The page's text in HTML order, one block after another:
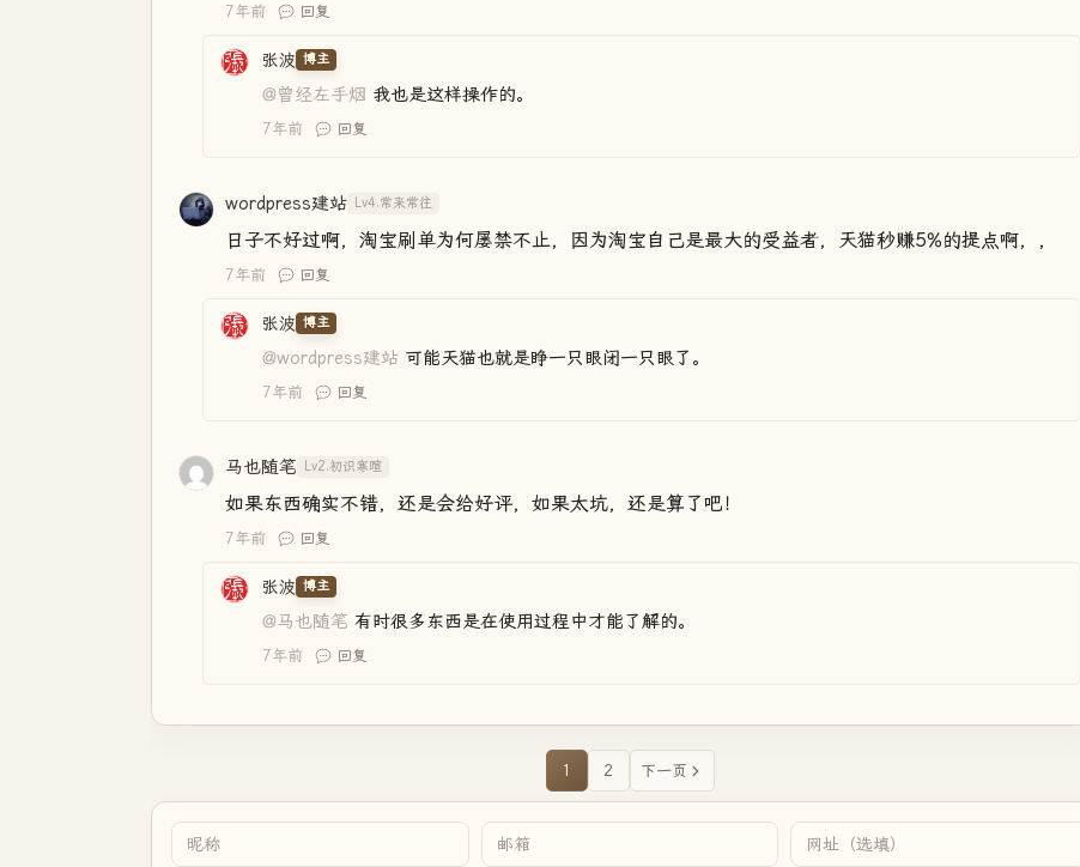
7年前 回复
张波 博主
@曾经左手烟 我也是这样操作的。
7年前 回复
wordpress建站 Lv4.常来常往
日子不好过啊，淘宝刷单为何屡禁不止，因为淘宝自己是最大的受益者，天猫秒赚5%的提点啊，，
7年前 回复
张波 博主
@wordpress建站 可能天猫也就是睁一只眼闭一只眼了。
7年前 回复
马也随笔 Lv2.初识寒暄
如果东西确实不错，还是会给好评，如果太坑，还是算了吧！
7年前 回复
张波 博主
@马也随笔 有时很多东西是在使用过程中才能了解的。
7年前 回复
1 2 下一页